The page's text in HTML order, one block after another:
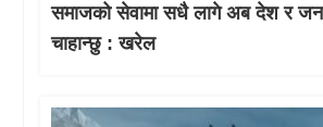
समाजको सेवामा सधै लागे अब देश र
चाहान्छु : खरेल